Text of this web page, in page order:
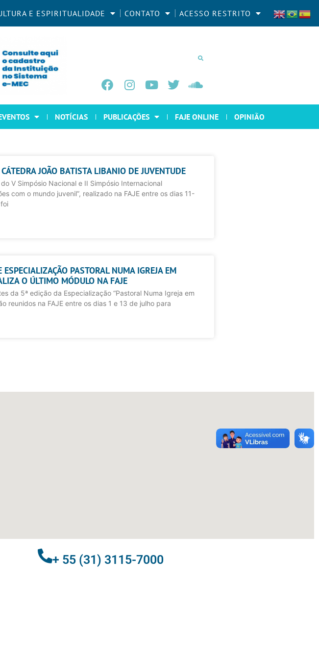
E ESPIRITUALIDADE CONTATO ACESSO RESTRITO
NOTÍCIAS PUBLICAÇÕES FAJE ONLINE OPINIÃO
JOÃO BATISTA LIBANIO DE JUVENTUDE
V Simpósio Nacional e II Simpósio Internacional
com o mundo juvenil”, realizado na FAJE entre os dias 11-
ESPECIALIZAÇÃO PASTORAL NUMA IGREJA EM
O ÚLTIMO MÓDULO NA FAJE
da 5ª edição da Especialização “Pastoral Numa Igreja em
reunidos na FAJE entre os dias 1 e 13 de julho para
+ 55 (31) 3115-7000​